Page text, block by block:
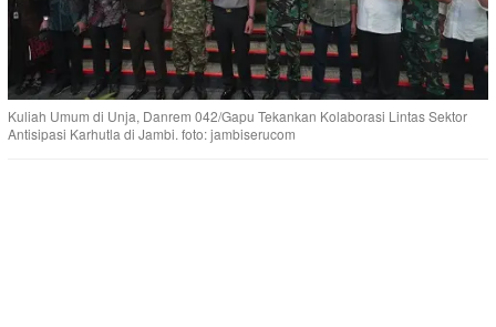
Kuliah Umum di Unja, Danrem 042/Gapu Tekankan Kolaborasi Lintas Sektor
Antisipasi Karhutla di Jambi. foto: jambiserucom